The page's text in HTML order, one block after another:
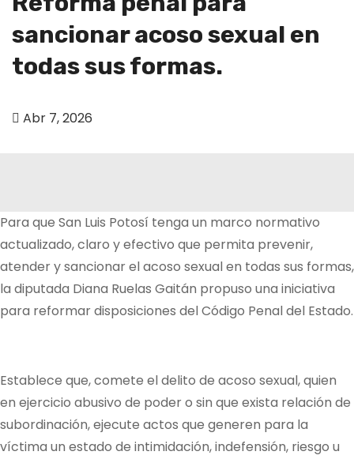
sancionar acoso sexual en
todas sus formas.
Abr 7, 2026
Para que San Luis Potosí tenga un marco normativo
actualizado, claro y efectivo que permita prevenir,
atender y sancionar el acoso sexual en todas sus formas,
la diputada Diana Ruelas Gaitán propuso una iniciativa
para reformar disposiciones del Código Penal del Estado.
Establece que, comete el delito de acoso sexual, quien
en ejercicio abusivo de poder o sin que exista relación de
subordinación, ejecute actos que generen para la
víctima un estado de intimidación, indefensión, riesgo u